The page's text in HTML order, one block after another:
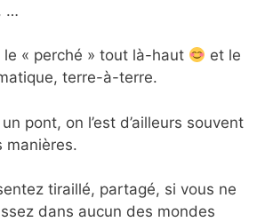
…
« perché » tout là-haut
et le
terre-à-terre.
pont, on l’est d’ailleurs souvent
manières.
tiraillé, partagé, si vous ne
dans aucun des mondes